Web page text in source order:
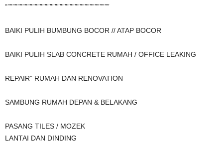
“”””””””””””””””””””””””””””””””””””””””””
BAIKI PULIH BUMBUNG BOCOR // ATAP BOCOR
BAIKI PULIH SLAB CONCRETE RUMAH / OFFICE LEAKING
REPAIR” RUMAH DAN RENOVATION
SAMBUNG RUMAH DEPAN & BELAKANG
PASANG TILES / MOZEK
LANTAI DAN DINDING